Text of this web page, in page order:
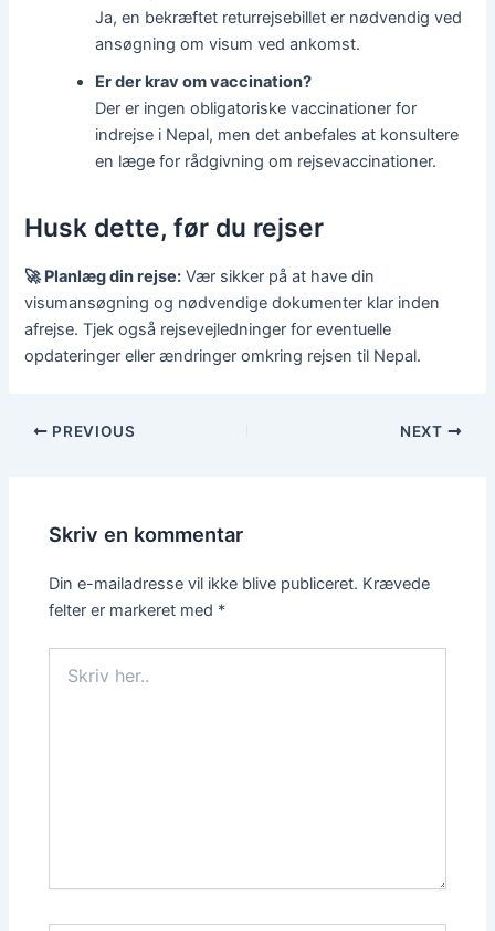
Ja, en bekræftet returrejsebillet er nødvendig ved
ansøgning om visum ved ankomst.
Er der krav om vaccination?
Der er ingen obligatoriske vaccinationer for
indrejse i Nepal, men det anbefales at konsultere
en læge for rådgivning om rejsevaccinationer.
Husk dette, før du rejser
🚀 Planlæg din rejse: Vær sikker på at have din
visumansøgning og nødvendige dokumenter klar inden
afrejse. Tjek også rejsevejledninger for eventuelle
opdateringer eller ændringer omkring rejsen til Nepal.
PREVIOUS NEXT
Skriv en kommentar
Din e-mailadresse vil ikke blive publiceret. Krævede
felter er markeret med *
her..